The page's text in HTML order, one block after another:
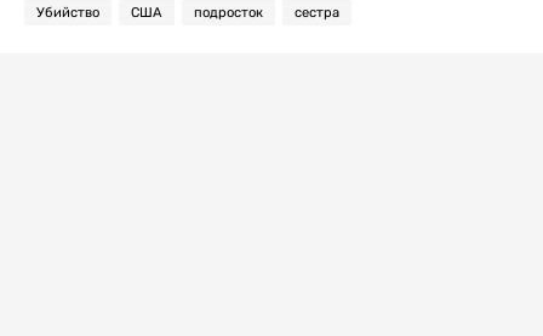
Убийство США подросток сестра